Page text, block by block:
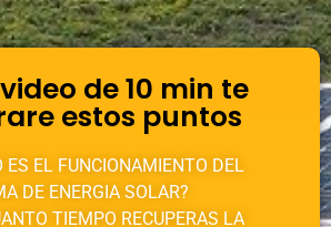
de 10 min te
estos puntos
ES EL FUNCIONAMIENTO DEL
DE ENERGIA SOLAR?
TIEMPO RECUPERAS LA